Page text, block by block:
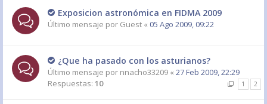
Exposicion astronómica en FIDMA 2009
Último mensaje por Guest « 05 Ago 2009, 09:22
¿Que ha pasado con los asturianos?
Último mensaje por nnacho33209 « 27 Feb 2009, 22:29
Respuestas: 10 1 2